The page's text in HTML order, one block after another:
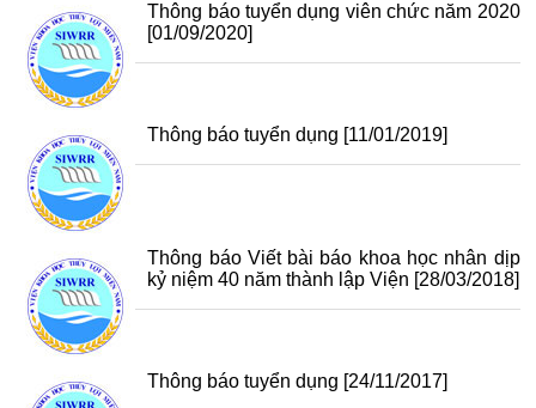
Thông báo tuyển dụng viên chức năm 2020
[01/09/2020]
Thông báo tuyển dụng [11/01/2019]
Thông báo Viết bài báo khoa học nhân dịp
kỷ niệm 40 năm thành lập Viện [28/03/2018]
Thông báo tuyển dụng [24/11/2017]